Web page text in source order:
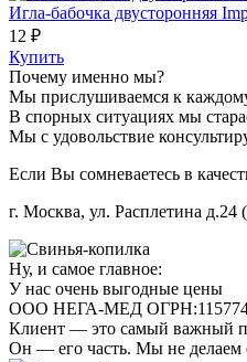
Игла-бабочка двусторонняя
12 ₽
Купить
Почему именно мы?
Мы прислушиваемся к
В спорных ситуациях мы
Мы с удовольствие
Если Вы сомневаетесь в
г. Москва, ул. Расплетина
Ну, и самое главное:
У нас очень выгодные цены
ООО НЕГА-МЕД
Клиент — это самый важный
Он — его часть. Мы не делаем